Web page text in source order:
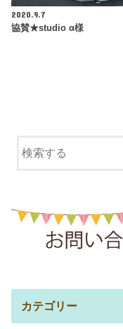
2020.9.7
協賛★studio α様
カテゴリー